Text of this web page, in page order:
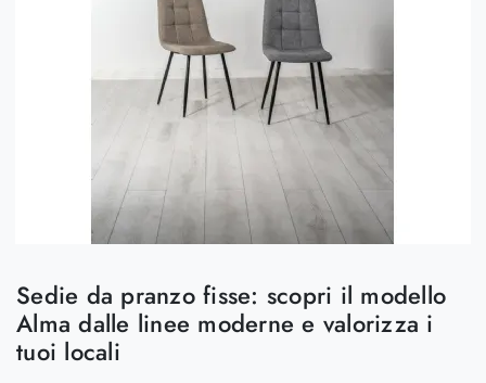
Sedie da pranzo fisse: scopri il modello
Alma dalle linee moderne e valorizza i
tuoi locali